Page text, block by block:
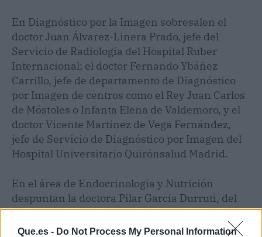
Que.es - Do Not Process My Personal Information
En Diagnóstico por la Imagen sobresalen el
doctor Juan Álvarez-Linera Prado, jefe del
Servicio de Radiología del Hospital Ruber
Internacional; el doctor Fernando Ybáñez
Carrillo, jefe de departamento de Diagnóstico
por Imagen de centros como el Rey Juan Carlos
de Móstoles o Infanta Elena de Valdemoro, y el
doctor Vicente Martínez de Vega Fernández,
jefe de Servicio de Diagnóstico por Imagen del
Hospital Universitario Quirónsalud Madrid.
En el área de Endocrinología y Nutrición
despuntan la doctora Pilar García Durruti, del
Hospital HM Montepríncipe; el doctor Esteban
Jódar Gimeno, jefe del servicio de